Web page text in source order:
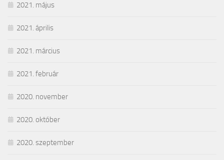
2021. május
2021. április
2021. március
2021. február
2020. november
2020. október
2020. szeptember